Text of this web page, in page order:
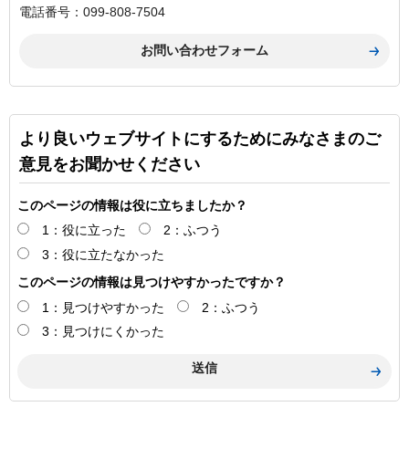
電話番号：099-808-7504
より良いウェブサイトにするためにみなさまのご
意見をお聞かせください
このページの情報は役に立ちましたか？
1：役に立った
2：ふつう
3：役に立たなかった
このページの情報は見つけやすかったですか？
1：見つけやすかった
2：ふつう
3：見つけにくかった